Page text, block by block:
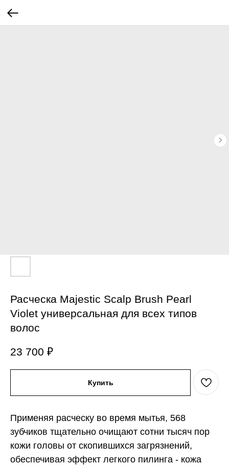
Расческа Majestic Scalp Brush Pearl
Violet универсальная для всех типов
волос
23 700 ₽
Купить
Применяя расческу во время мытья, 568
зубчиков тщательно очищают сотни тысяч пор
кожи головы от скопившихся загрязнений,
обеспечивая эффект легкого пилинга - кожа